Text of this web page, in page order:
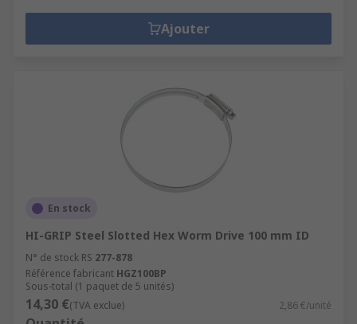
Ajouter
En stock
HI-GRIP Steel Slotted Hex Worm Drive 100 mm ID
N° de stock RS 277-878
Référence fabricant HGZ100BP
Sous-total (1 paquet de 5 unités)
14,30 €(TVA exclue) 2,86 €/unité